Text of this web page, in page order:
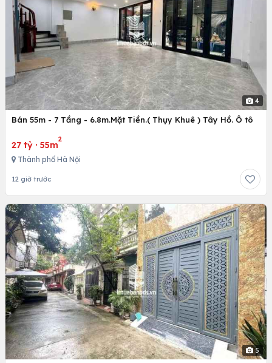
4
Bán 55m - 7 Tầng - 6.8m.Mặt Tiền.( Thụy Khuê ) Tây Hồ. Ô tô
27 tỷ · 55m
2
Thành phố Hà Nội
12 giờ trước
5